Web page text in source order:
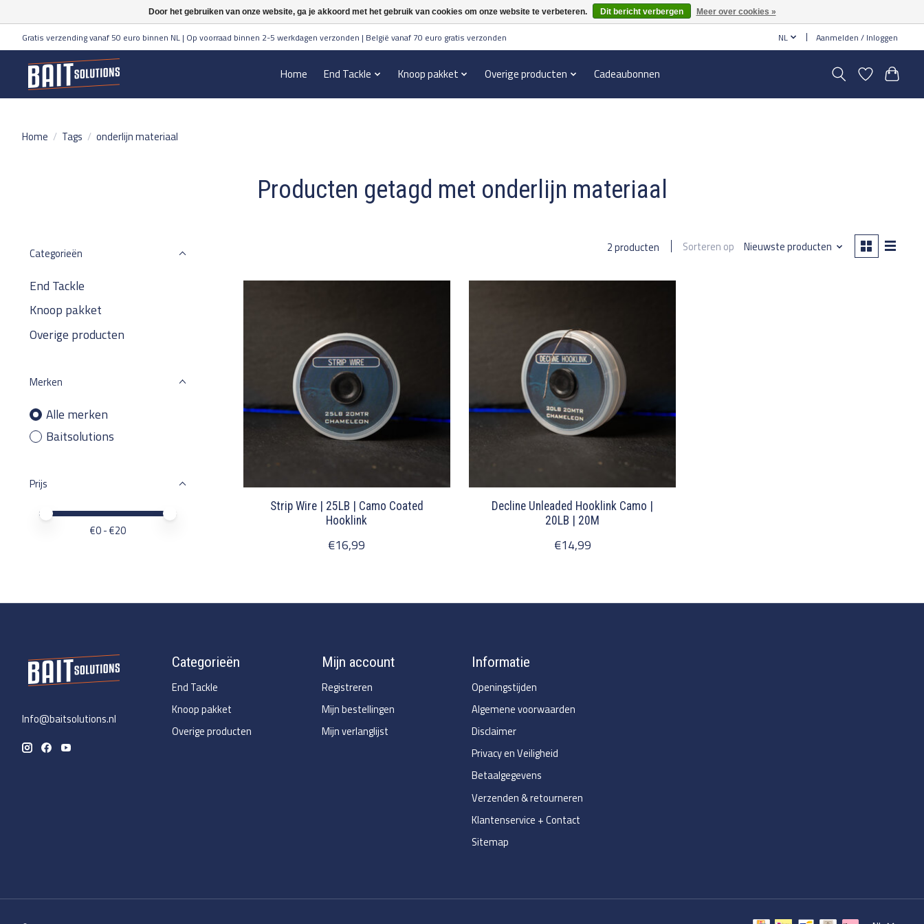
Gratis verzending vanaf 50 euro binnen NL | Op voorraad binnen 2-5 werkdagen verzonden | België vanaf 70 euro gratis verzonden NL Aanmelden / Inloggen
Home End Tackle Knoop pakket Overige producten Cadeaubonnen
Home / Tags / onderlijn materiaal
Producten getagd met onderlijn materiaal
Categorieën
End Tackle
Knoop pakket
Overige producten
Merken
Alle merken
Baitsolutions
Prijs
Minimale prijswaarde
Price maximum value
€0- €20
2 producten Sorteren op Nieuwste producten
Strip Wire | 25LB | Camo Coated
Hooklink
€16,99
Decline Unleaded Hooklink Camo |
20LB | 20M
€14,99
Info@baitsolutions.nl
Categorieën
End Tackle
Knoop pakket
Overige producten
Mijn account
Registreren
Mijn bestellingen
Mijn verlanglijst
Informatie
Openingstijden
Algemene voorwaarden
Disclaimer
Privacy en Veiligheid
Betaalgegevens
Verzenden & retourneren
Klantenservice + Contact
Sitemap
Door het gebruiken van onze website, ga je akkoord met het gebruik van cookies om onze website te verbeteren. Dit bericht verbergen Meer over cookies »